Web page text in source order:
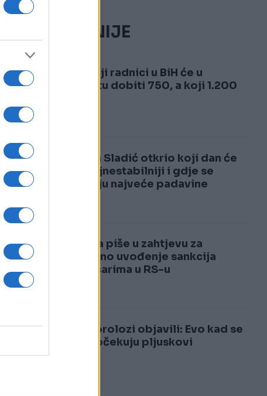
NAJČITANIJE
1
Evo koji radnici u BiH će u
avgustu dobiti 750, a koji 1.200
2
Nedim Sladić otkrio koji dan će
biti najnestabilniji i gdje se
očekuju najveće padavine
3
Evo šta piše u zahtjevu za
ponovno uvođenje sankcija
političarima u RS-u
4
Meteorolozi objavili: Evo kad se
u BiH očekuju pljuskovi